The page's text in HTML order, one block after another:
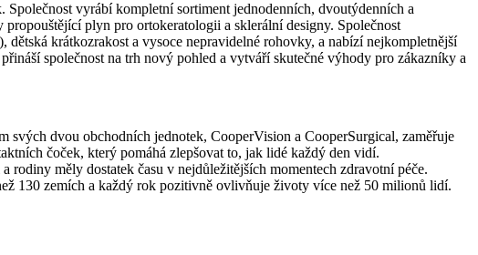
vyrábí kompletní sortiment jednodenních, dvoutýdenních a
plyn pro ortokeratologii a sklerální designy. Společnost
krátkozrakost a vysoce nepravidelné rohovky, a nabízí nejkompletnější
společnost na trh nový pohled a vytváří skutečné výhody pro zákazníky a
svých dvou obchodních jednotek, CooperVision a CooperSurgical, zaměřuje
čoček, který pomáhá zlepšovat to, jak lidé každý den vidí.
rodiny měly dostatek času v nejdůležitějších momentech zdravotní péče.
130 zemích a každý rok pozitivně ovlivňuje životy více než 50 milionů lidí.